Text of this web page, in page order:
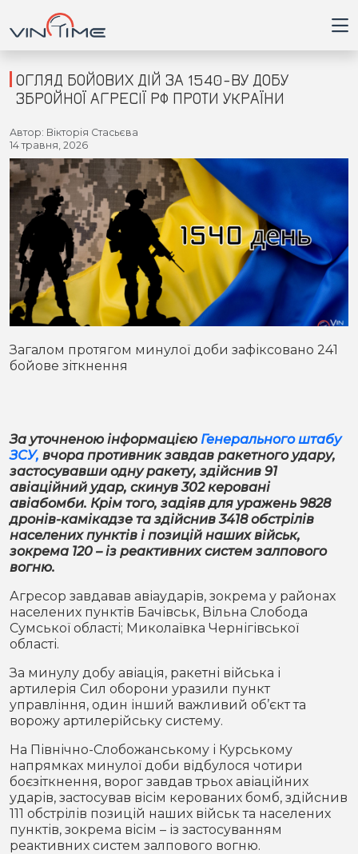
Головна
Війна
Новини
Кримінал
Здоров'я
Приватна думка
В кулуарах
Місто
Відео
Конфлікти
Партнери
Спорт
Історія
Спорт
Футбол
Контакти
ОГЛЯД БОЙОВИХ ДІЙ ЗА 1540-ВУ ДОБУ
ЗБРОЙНОЇ АГРЕСІЇ РФ ПРОТИ УКРАЇНИ
Автор: Вікторія Стасьєва
14 травня, 2026
Загалом протягом минулої доби зафіксовано 241
бойове зіткнення
За уточненою інформацією Генерального штабу
ЗСУ, вчора противник завдав ракетного удару,
застосувавши одну ракету, здійснив 91
авіаційний удар, скинув 302 керовані
авіабомби. Крім того, задіяв для уражень 9828
дронів-камікадзе та здійснив 3418 обстрілів
населених пунктів і позицій наших військ,
зокрема 120 – із реактивних систем залпового
вогню.
Агресор завдавав авіаударів, зокрема у районах
населених пунктів Бачівськ, Вільна Слобода
Сумської області; Миколаївка Чернігівської
області.
За минулу добу авіація, ракетні війська і
артилерія Сил оборони уразили пункт
управління, один інший важливий об’єкт та
ворожу артилерійську систему.
На Північно-Слобожанському і Курському
напрямках минулої доби відбулося чотири
боєзіткнення, ворог завдав трьох авіаційних
ударів, застосував вісім керованих бомб, здійснив
111 обстрілів позицій наших військ та населених
пунктів, зокрема вісім – із застосуванням
реактивних систем залпового вогню.